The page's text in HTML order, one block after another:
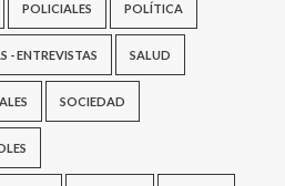
POLICIALES POLÍTICA
- ENTREVISTAS SALUD
SOCIEDAD